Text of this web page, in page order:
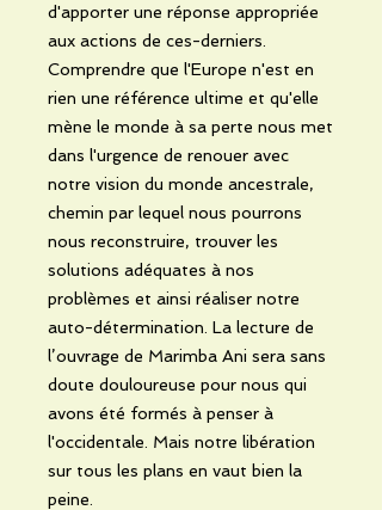
d'apporter une réponse appropriée
aux actions de ces-derniers.
Comprendre que l'Europe n'est en
rien une référence ultime et qu'elle
mène le monde à sa perte nous met
dans l'urgence de renouer avec
notre vision du monde ancestrale,
chemin par lequel nous pourrons
nous reconstruire, trouver les
solutions adéquates à nos
problèmes et ainsi réaliser notre
auto-détermination. La lecture de
l’ouvrage de Marimba Ani sera sans
doute douloureuse pour nous qui
avons été formés à penser à
l'occidentale. Mais notre libération
sur tous les plans en vaut bien la
peine.